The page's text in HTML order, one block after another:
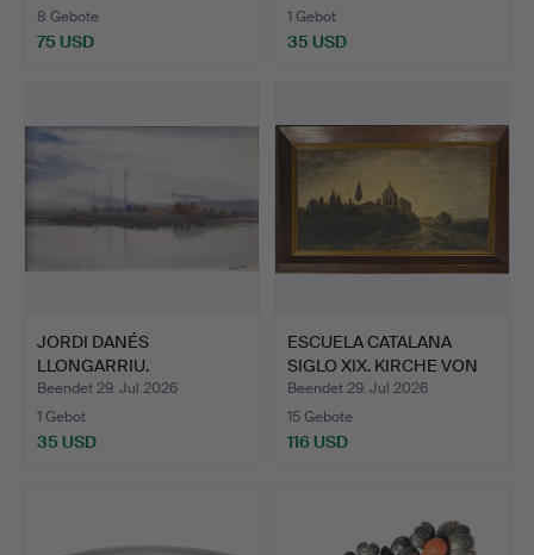
8 Gebote
75 USD
1 Gebot
35 USD
JORDI DANÉS
LLONGARRIU.
Flusslandschaft.
Beendet 29. Jul 2026
1 Gebot
35 USD
ESCUELA CATALANA
SIGLO XIX. KIRCHE VON
"SA…
Beendet 29. Jul 2026
15 Gebote
116 USD